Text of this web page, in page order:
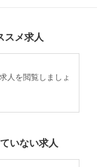
スメ求人
人を閲覧しましょ
いない求人